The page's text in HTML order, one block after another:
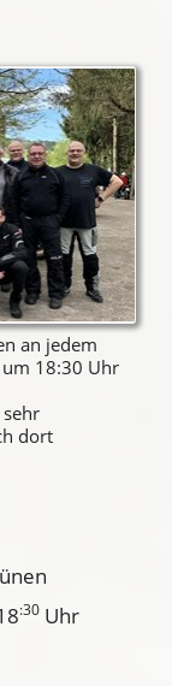
an jedem
18:30 Uhr
dort
:30 Uhr